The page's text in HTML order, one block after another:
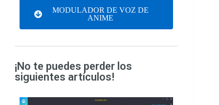
MODULADOR DE VOZ DE
ANIME
¡No te puedes perder los
siguientes artículos!